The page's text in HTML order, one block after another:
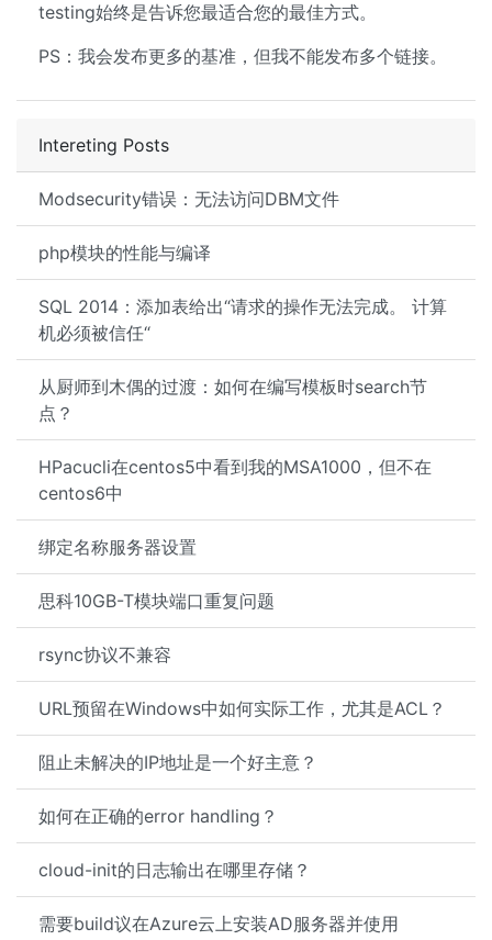
Intereting Posts
Modsecurity错误：无法访问DBM文件
php模块的性能与编译
SQL 2014：添加表给出“请求的操作无法完成。 计算
机必须被信任“
从厨师到木偶的过渡：如何在编写模板时search节
点？
HPacucli在centos5中看到我的MSA1000，但不在
centos6中
绑定名称服务器设置
思科10GB-T模块端口重复问题
rsync协议不兼容
URL预留在Windows中如何实际工作，尤其是ACL？
阻止未解决的IP地址是一个好主意？
如何在正确的error handling？
cloud-init的日志输出在哪里存储？
需要build议在Azure云上安装AD服务器并使用
testing始终是告诉您最适合您的最佳方式。
PS：我会发布更多的基准，但我不能发布多个链接。